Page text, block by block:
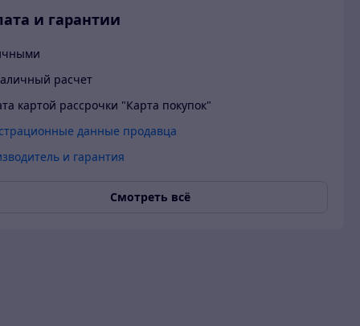
и гарантии
расчет
картой рассрочки "Карта покупок"
данные продавца
и гарантия
Смотреть всё